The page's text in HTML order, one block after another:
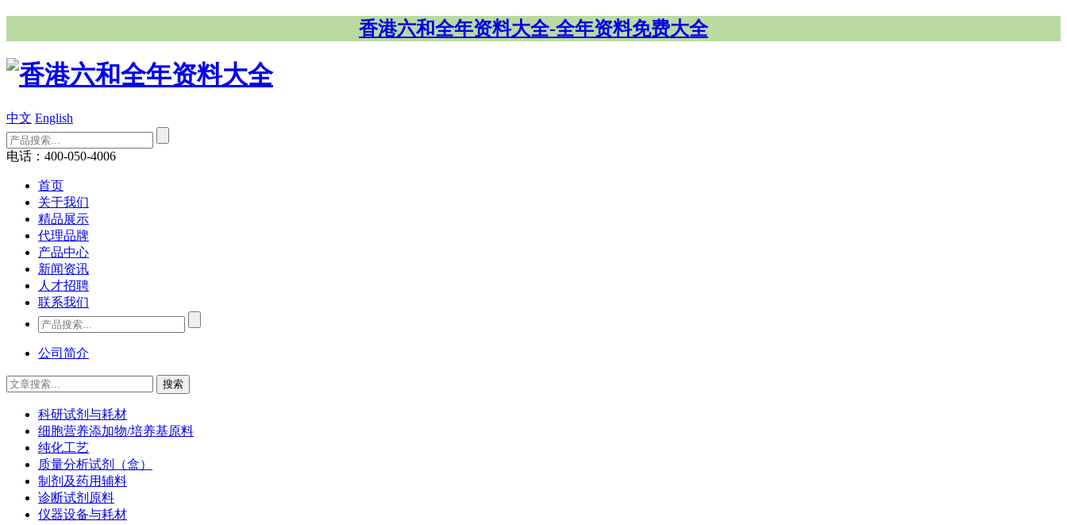
香港六和全年资料大全-全年资料免费大全
中文 English
电话：400-050-4006
首页
关于我们
精品展示
代理品牌
产品中心
新闻资讯
人才招聘
联系我们
公司简介
科研试剂与耗材
细胞营养添加物/培养基原料
纯化工艺
质量分析试剂（盒）
制剂及药用辅料
诊断试剂原料
仪器设备与耗材